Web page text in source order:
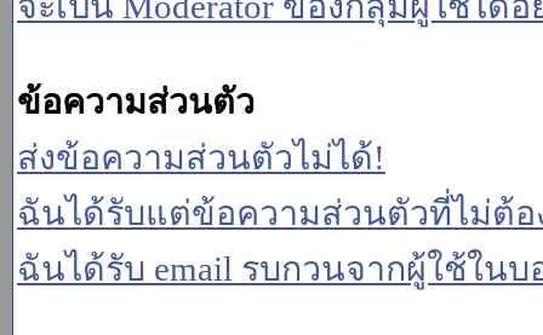
ข้อความส่วนตัว
ส่งข้อความส่วนตัวไม่ได้!
ฉันได้รับแต่ข้อความส่วนตัวที่ไม่ต้อ
ฉันได้รับ email รบกวนจากผู้ใช้ใน